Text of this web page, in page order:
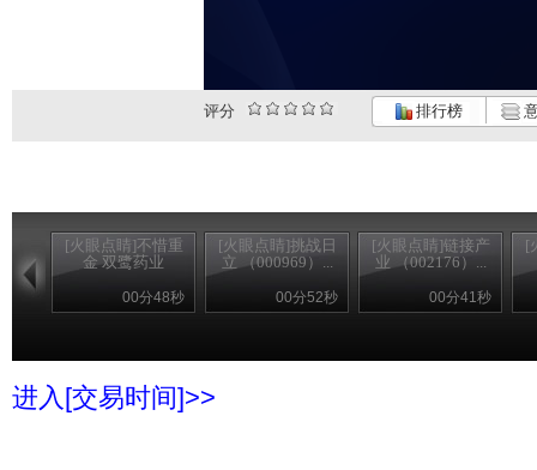
评分 排行榜
[火眼点睛]不惜重
金 双鹭药业
00分48秒
[火眼点睛]挑战日
立 （000969）...
00分52秒
[火眼点睛]链接产
业 （002176）...
00分41秒
[
进入[交易时间]>>